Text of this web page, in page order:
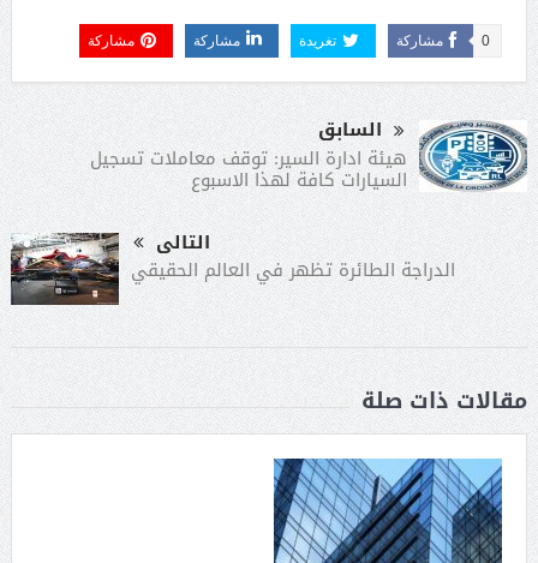
مشاركة 0 تغريدة مشاركة مشاركة
السابق
هيئة ادارة السير: توقف معاملات تسجيل
السيارات كافة لهذا الاسبوع
التالى
الدراجة الطائرة تظهر في العالم الحقيقي
مقالات ذات صلة